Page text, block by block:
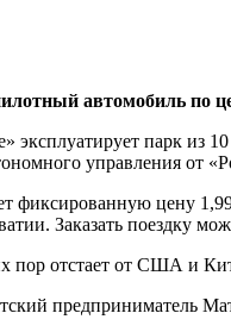
автомобиль по
эксплуатирует парк из
управления от
фиксированную цену
Заказать поездку
пор отстает от США и
предприниматель